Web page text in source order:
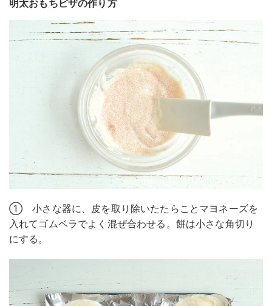
明太おもちピザの作り方
① 小さな器に、皮を取り除いたたらことマヨネーズを
入れてゴムベラでよく混ぜ合わせる。餅は小さな角切り
にする。